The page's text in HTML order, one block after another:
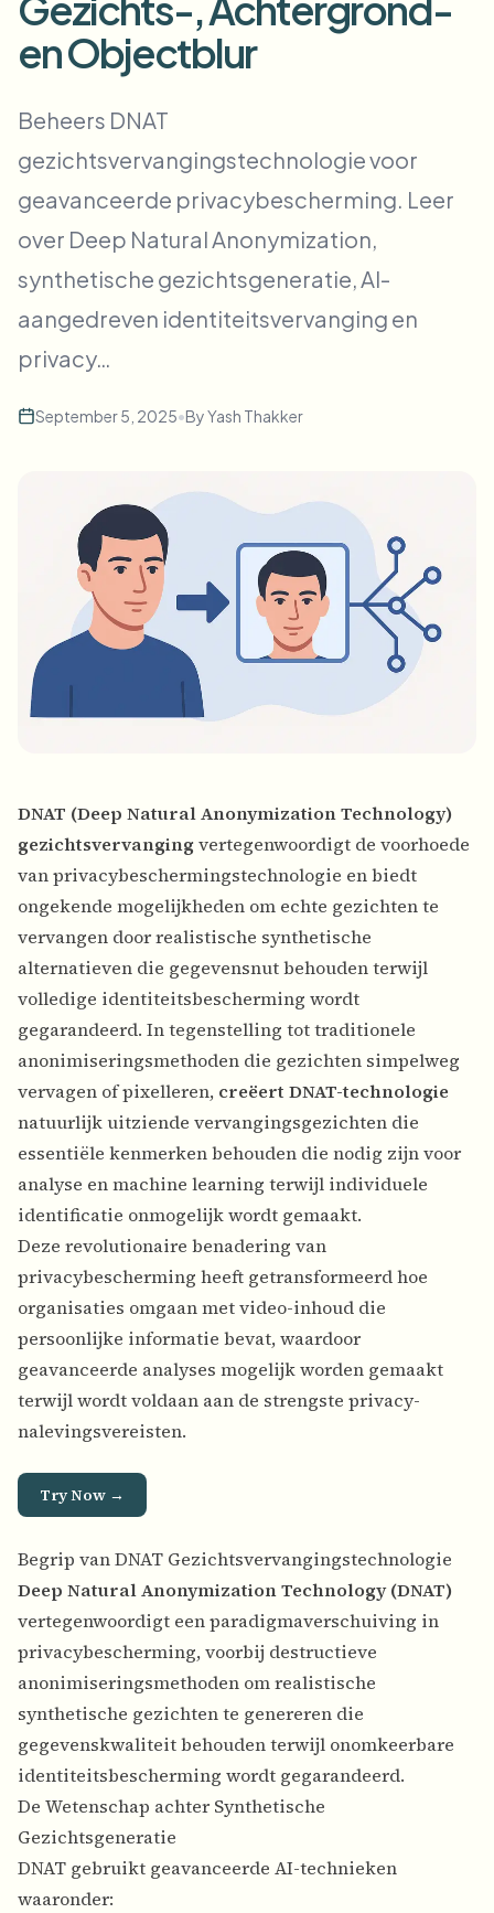
Gezicht wisselen - Video
Video-intelligentie
Batch video vervagen
Verwerk veel video’s in één keer
Bulk gezichtsvervaging
Hoge doorvoer pipelines
Enterprise-zones, beleid en beoordeling
API & SDK
Contactformulier
Video-intelligentie
Achtergrondverwijdering in bulk
en Objectblur
Beheers DNAT
gezichtsvervangingstechnologie voor
geavanceerde privacybescherming. Leer
over Deep Natural Anonymization,
synthetische gezichtsgeneratie, AI-
aangedreven identiteitsvervanging en
privacy…
September 5, 2025•ByYash Thakker
DNAT (Deep Natural Anonymization Technology)
gezichtsvervangingvertegenwoordigt de voorhoede
van privacybeschermingstechnologie en biedt
ongekende mogelijkheden om echte gezichten te
vervangen door realistische synthetische
alternatieven die gegevensnut behouden terwijl
volledige identiteitsbescherming wordt
gegarandeerd. In tegenstelling tot traditionele
anonimiseringsmethoden die gezichten simpelweg
vervagen of pixelleren, creëert DNAT-technologie
natuurlijk uitziende vervangingsgezichten die
essentiële kenmerken behouden die nodig zijn voor
analyse en machine learning terwijl individuele
identificatie onmogelijk wordt gemaakt.
Deze revolutionaire benadering van
privacybescherming heeft getransformeerd hoe
organisaties omgaan met video-inhoud die
persoonlijke informatie bevat, waardoor
geavanceerde analyses mogelijk worden gemaakt
terwijl wordt voldaan aan de strengste privacy-
nalevingsvereisten.
Try Now →
Begrip van DNAT Gezichtsvervangingstechnologie
Deep Natural Anonymization Technology (DNAT)
vertegenwoordigt een paradigmaverschuiving in
privacybescherming, voorbij destructieve
anonimiseringsmethoden om realistische
synthetische gezichten te genereren die
gegevenskwaliteit behouden terwijl onomkeerbare
identiteitsbescherming wordt gegarandeerd.
De Wetenschap achter Synthetische
Gezichtsgeneratie
DNAT gebruikt geavanceerde AI-technieken
waaronder: